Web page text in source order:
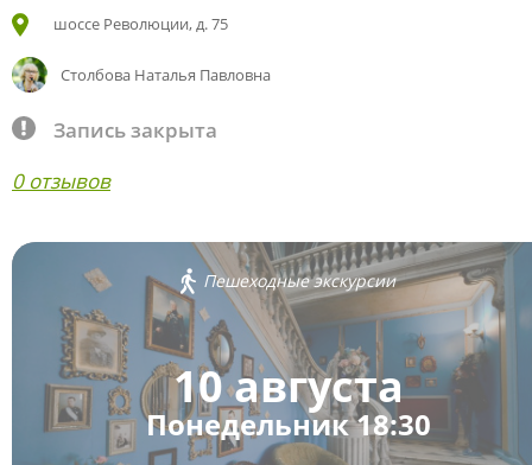
шоссе Революции, д. 75
Столбова Наталья Павловна
Запись закрыта
0 отзывов
Пешеходные экскурсии
10 августа
Понедельник 18:30